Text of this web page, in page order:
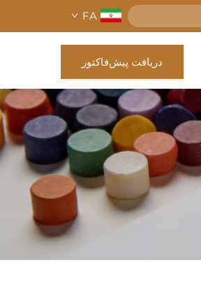
FA
دریافت پیش‌فاکتور